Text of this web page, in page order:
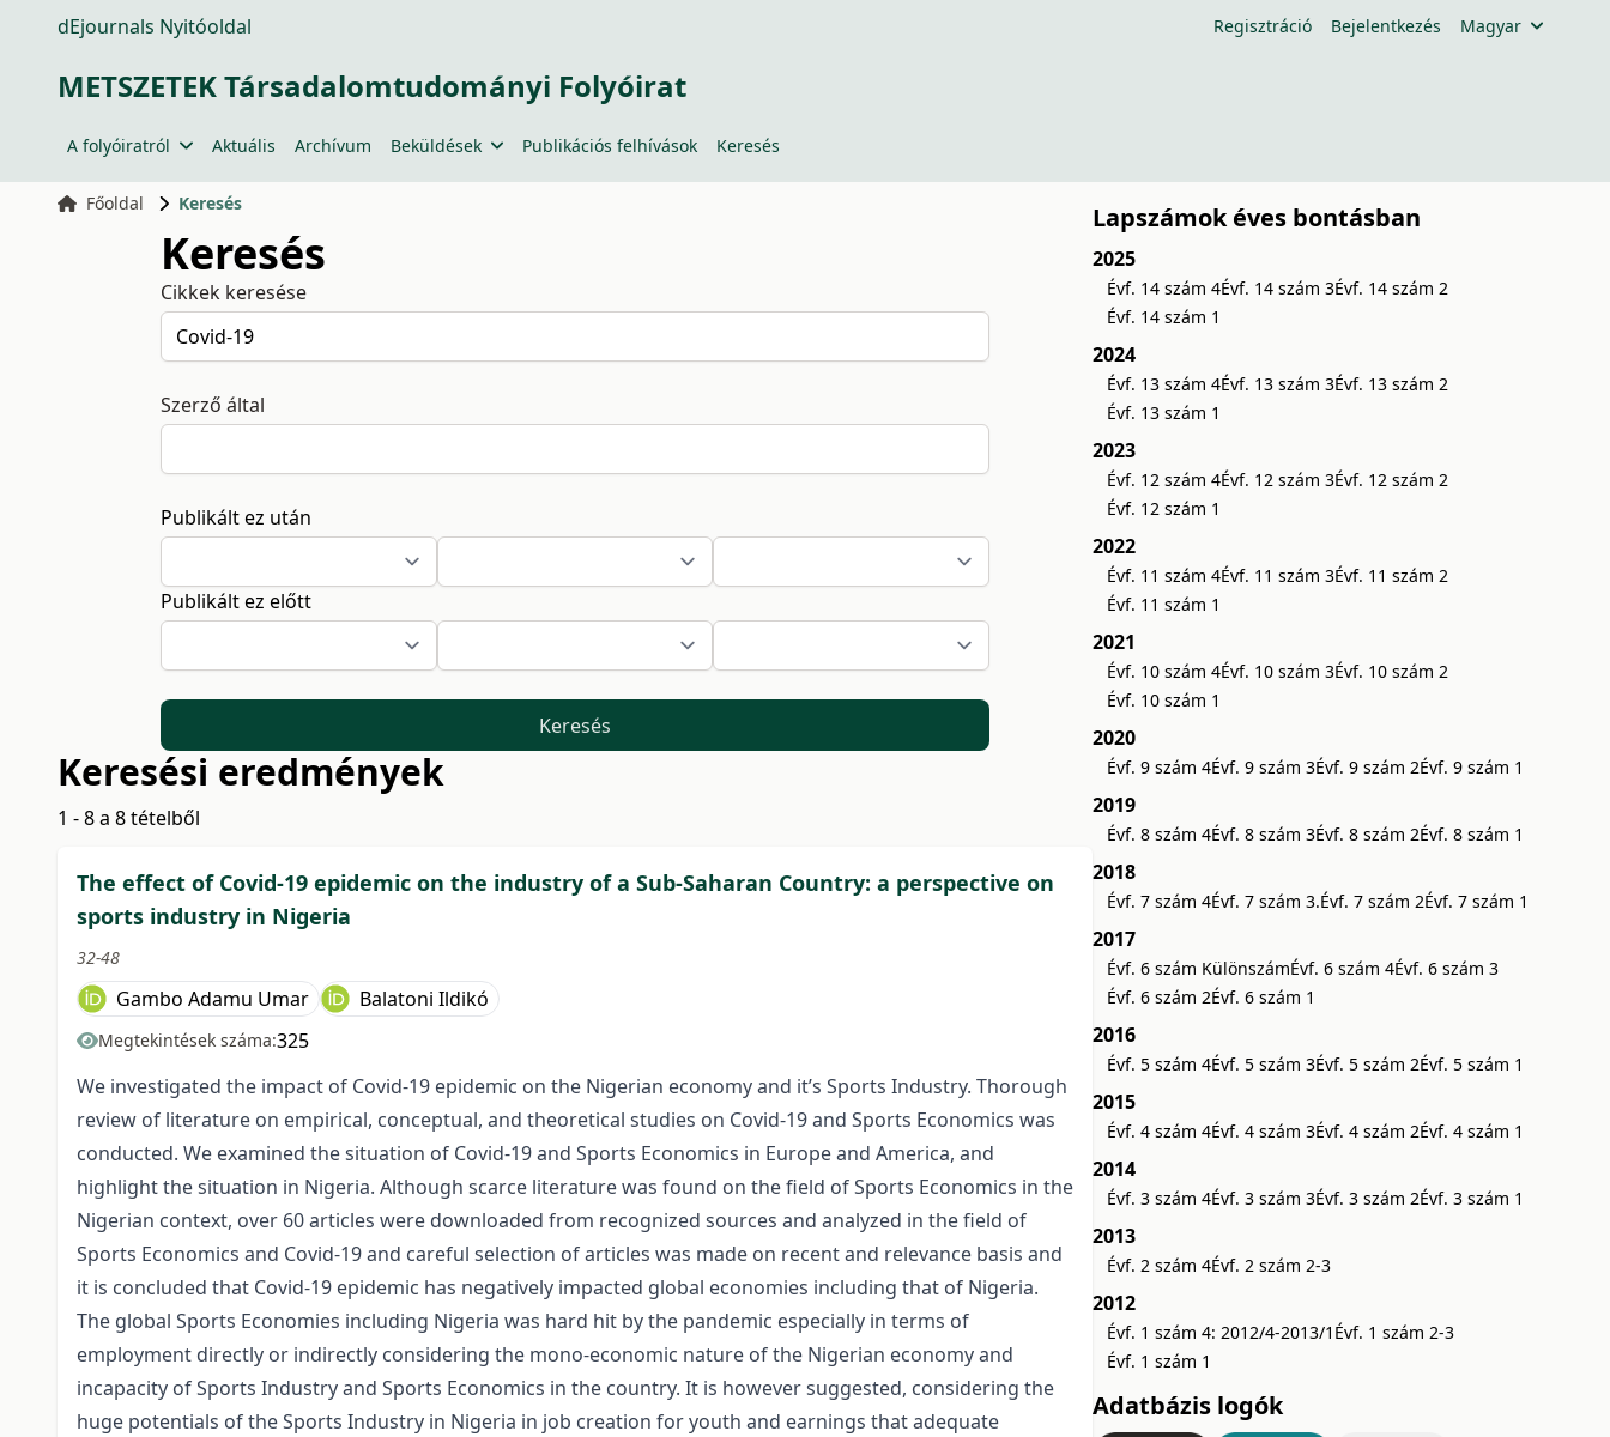
dEjournals Nyitóoldal Regisztráció Bejelentkezés Magyar
METSZETEK Társadalomtudományi Folyóirat
A folyóiratról Aktuális Archívum Beküldések Publikációs felhívások Keresés
Főoldal Keresés
Keresés
Cikkek keresése
Szerző által
Publikált ez után
Publikált ez előtt
Keresés
Keresési eredmények
1 - 8 a 8 tételből
The effect of Covid-19 epidemic on the industry of a Sub-Saharan Country: a perspective on
sports industry in Nigeria
32-48
Gambo Adamu Umar Balatoni Ildikó
Megtekintések száma:325
We investigated the impact of Covid-19 epidemic on the Nigerian economy and it’s Sports Industry. Thorough
review of literature on empirical, conceptual, and theoretical studies on Covid-19 and Sports Economics was
conducted. We examined the situation of Covid-19 and Sports Economics in Europe and America, and
highlight the situation in Nigeria. Although scarce literature was found on the field of Sports Economics in the
Nigerian context, over 60 articles were downloaded from recognized sources and analyzed in the field of
Sports Economics and Covid-19 and careful selection of articles was made on recent and relevance basis and
it is concluded that Covid-19 epidemic has negatively impacted global economies including that of Nigeria.
The global Sports Economies including Nigeria was hard hit by the pandemic especially in terms of
employment directly or indirectly considering the mono-economic nature of the Nigerian economy and
incapacity of Sports Industry and Sports Economics in the country. It is however suggested, considering the
huge potentials of the Sports Industry in Nigeria in job creation for youth and earnings that adequate
Lapszámok éves bontásban
2025
Évf. 14 szám 4Évf. 14 szám 3Évf. 14 szám 2
Évf. 14 szám 1
2024
Évf. 13 szám 4Évf. 13 szám 3Évf. 13 szám 2
Évf. 13 szám 1
2023
Évf. 12 szám 4Évf. 12 szám 3Évf. 12 szám 2
Évf. 12 szám 1
2022
Évf. 11 szám 4Évf. 11 szám 3Évf. 11 szám 2
Évf. 11 szám 1
2021
Évf. 10 szám 4Évf. 10 szám 3Évf. 10 szám 2
Évf. 10 szám 1
2020
Évf. 9 szám 4Évf. 9 szám 3Évf. 9 szám 2Évf. 9 szám 1
2019
Évf. 8 szám 4Évf. 8 szám 3Évf. 8 szám 2Évf. 8 szám 1
2018
Évf. 7 szám 4Évf. 7 szám 3.Évf. 7 szám 2Évf. 7 szám 1
2017
Évf. 6 szám KülönszámÉvf. 6 szám 4Évf. 6 szám 3
Évf. 6 szám 2Évf. 6 szám 1
2016
Évf. 5 szám 4Évf. 5 szám 3Évf. 5 szám 2Évf. 5 szám 1
2015
Évf. 4 szám 4Évf. 4 szám 3Évf. 4 szám 2Évf. 4 szám 1
2014
Évf. 3 szám 4Évf. 3 szám 3Évf. 3 szám 2Évf. 3 szám 1
2013
Évf. 2 szám 4Évf. 2 szám 2-3
2012
Évf. 1 szám 4: 2012/4-2013/1 Évf. 1 szám 2-3
Évf. 1 szám 1
Adatbázis logók